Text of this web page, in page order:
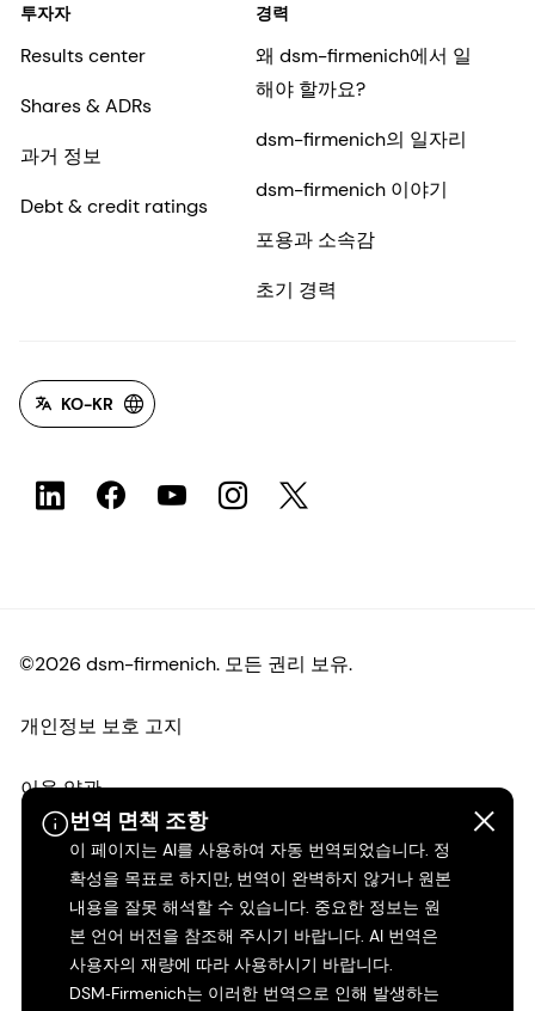
번역 면책 조항
이 페이지는 AI를 사용하여 자동 번역되었습니다. 정
확성을 목표로 하지만, 번역이 완벽하지 않거나 원본
내용을 잘못 해석할 수 있습니다. 중요한 정보는 원
본 언어 버전을 참조해 주시기 바랍니다. AI 번역은
사용자의 재량에 따라 사용하시기 바랍니다.
DSM‑Firmenich는 이러한 번역으로 인해 발생하는
투자자
Results center
Shares & ADRs
과거 정보
Debt & credit ratings
경력
왜 dsm-firmenich에서 일
해야 할까요?
dsm-firmenich의 일자리
dsm-firmenich 이야기
포용과 소속감
초기 경력
KO-KR
©2026 dsm-firmenich. 모든 권리 보유.
개인정보 보호 고지
이용 약관
캘리포니아 투명성
접근성 성명서